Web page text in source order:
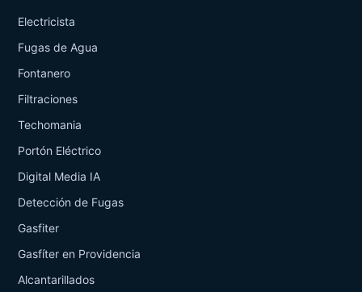
Electricista
Fugas de Agua
Fontanero
Filtraciones
Techomania
Portón Eléctrico
Digital Media IA
Detección de Fugas
Gasfiter
Gasfíter en Providencia
Alcantarillados